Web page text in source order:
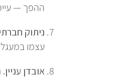
ההפך —
ניתוק
עצמו
אובדן עניין.